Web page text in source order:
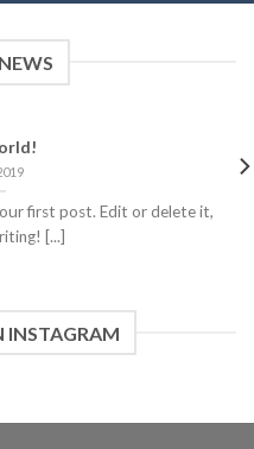
first post. Edit or delete it,
[...]